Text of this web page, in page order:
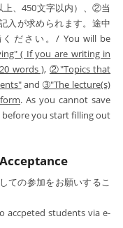
、450文字以内）、②当
入が求められます。途中
ださい。/ You will be
( If you are writing in
words ), ②"Topics that
and➂"The lecture(s)
. As you cannot save
you start filling out
ての参加をお願いするこ
accpeted students via e-